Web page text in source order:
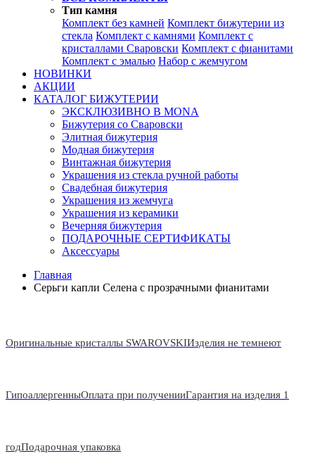
Тип камня
Комплект без камней Комплект бижутерии из
стекла Комплект с камнями Комплект с
кристаллами Сваровски Комплект с фианитами
Комплект с эмалью Набор с жемчугом
НОВИНКИ
АКЦИИ
КАТАЛОГ БИЖУТЕРИИ
ЭКСКЛЮЗИВНО В MONA
Бижутерия со Сваровски
Элитная бижутерия
Модная бижутерия
Винтажная бижутерия
Украшения из стекла ручной работы
Свадебная бижутерия
Украшения из жемчуга
Украшения из керамики
Вечерняя бижутерия
ПОДАРОЧНЫЕ СЕРТИФИКАТЫ
Аксессуары
Главная
Серьги капли Селена с прозрачными фианитами
Оригинальные кристаллы SWAROVSKIИзделия не темнеют
ГипоаллергенныОплата при полученииГарантия на изделия 1
годПодарочная упаковка